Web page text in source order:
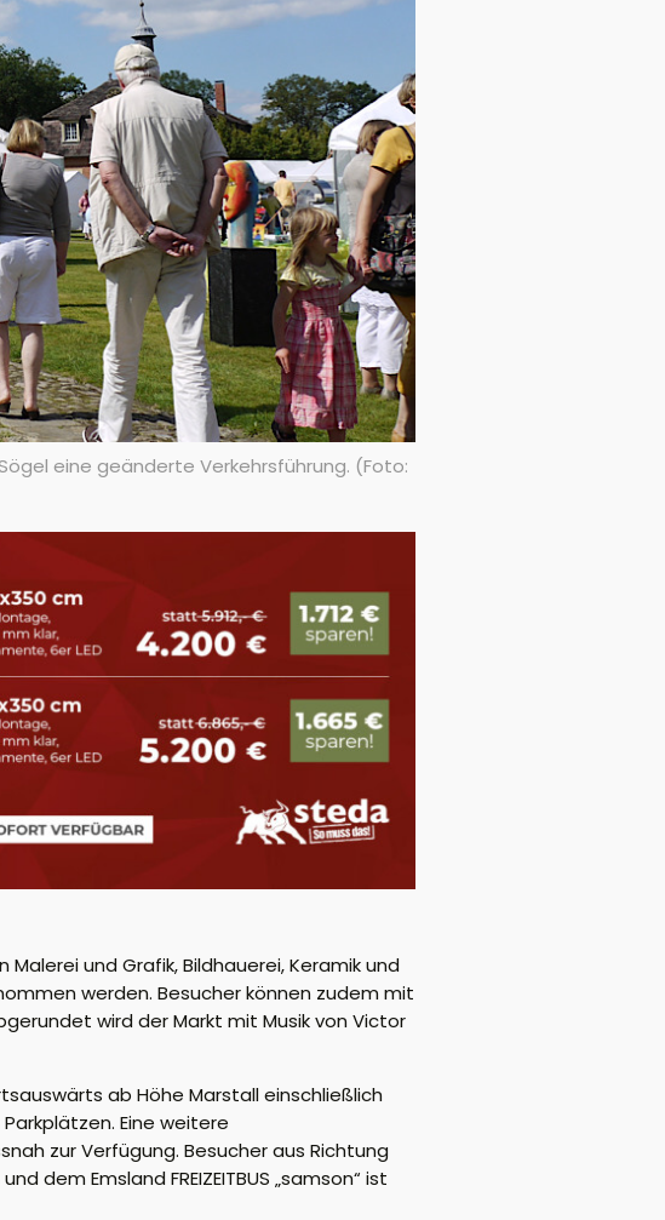
eine geänderte Verkehrsführung. (Foto:
und Grafik, Bildhauerei, Keramik und
werden. Besucher können zudem mit
wird der Markt mit Musik von Victor
ab Höhe Marstall einschließlich
Eine weitere
zur Verfügung. Besucher aus Richtung
dem Emsland FREIZEITBUS „samson“ ist